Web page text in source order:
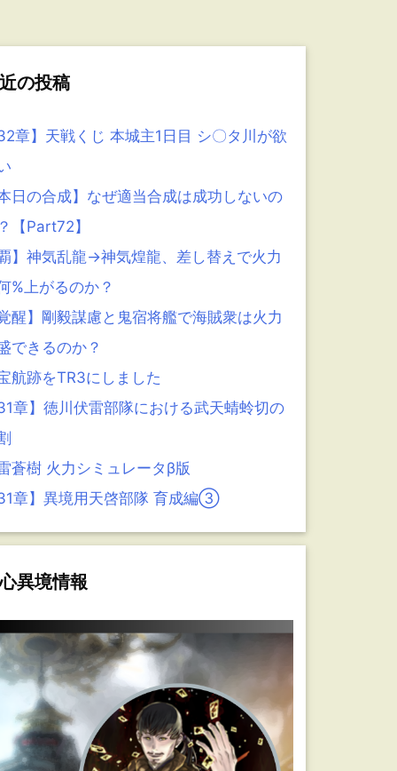
の投稿
章】天戦くじ 本城主1日目 シ〇タ川が欲
日の合成】なぜ適当合成は成功しないの
【Part72】
】神気乱龍→神気煌龍、差し替えで火力
%上がるのか？
醒】剛毅謀慮と鬼宿将艦で海賊衆は火力
できるのか？
航跡をTR3にしました
章】徳川伏雷部隊における武天蜻蛉切の
蒼樹 火力シミュレータβ版
章】異境用天啓部隊 育成編③
異境情報